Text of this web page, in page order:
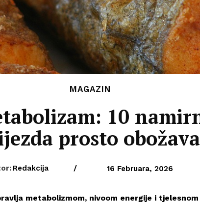
MAGAZIN
10
prosto obožava
Redakcija / 16 Februara, 2026
metabolizmom, nivoom energije i tjelesnom